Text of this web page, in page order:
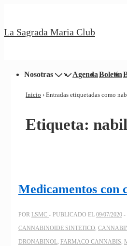
al
La Sagrada Maria Club
Navegación
principal
Nosotras AgendaBoletín
Inicio › Entradas etiquetadas como
Etiqueta:
Medicamentos con
POR LSMC PUBLICADO EL 09/07/2020
CANNABINOIDE SINTETICO,
DRONABINOL, FARMACO CANNABIS,